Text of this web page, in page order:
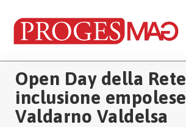
Open Day della Rete
inclusione empolese
Valdarno Valdelsa